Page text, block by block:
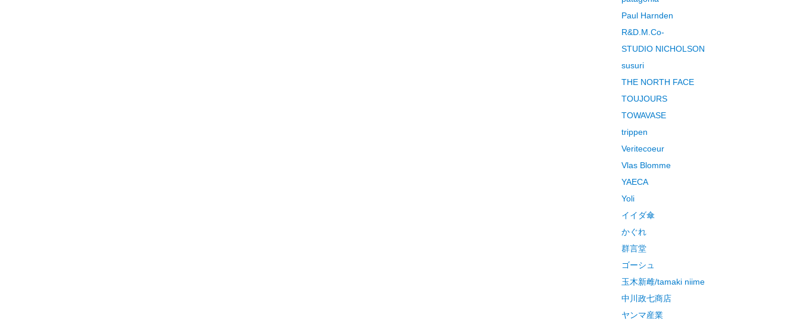
Paul Harnden
R&D.M.Co-
STUDIO NICHOLSON
susuri
THE NORTH FACE
TOUJOURS
TOWAVASE
trippen
Veritecoeur
Vlas Blomme
YAECA
Yoli
イイダ傘
かぐれ
群言堂
ゴーシュ
玉木新雌/tamaki niime
中川政七商店
ヤンマ産業